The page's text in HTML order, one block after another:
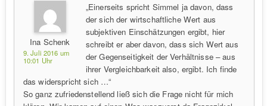
Ina Schenk
9. Juli 2016 um
10:01 Uhr
„Einerseits spricht Simmel ja davon, dass
der sich der wirtschaftliche Wert aus
subjektiven Einschätzungen ergibt, hier
schreibt er aber davon, dass sich Wert aus
der Gegenseitigkeit der Verhältnisse – aus
ihrer Vergleichbarkeit also, ergibt. Ich finde
das widerspricht sich …“
So ganz zufriedenstellend ließ sich die Frage nicht für mich